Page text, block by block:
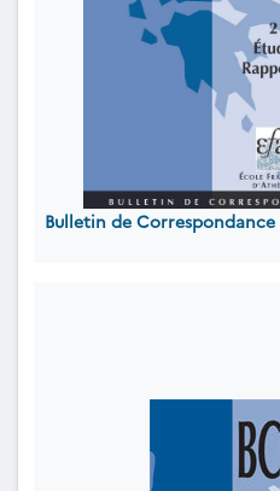
Bulletin de Correspondance